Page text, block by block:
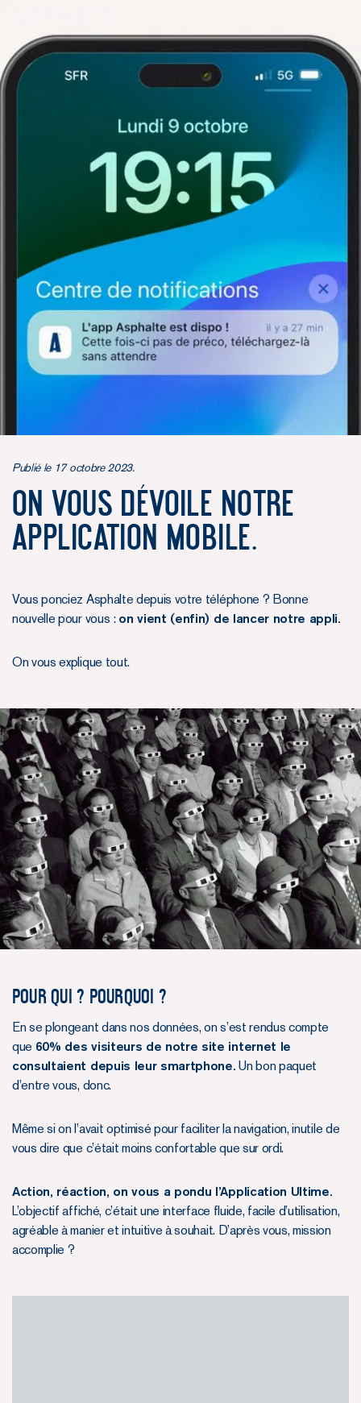
Publié le 17 octobre 2023.
On vous dévoile notre
application mobile.
Vous ponciez Asphalte depuis votre téléphone ? Bonne
nouvelle pour vous : on vient (enfin) de lancer notre appli.
On vous explique tout.
Pour qui ? Pourquoi ?
En se plongeant dans nos données, on s’est rendus compte
que 60% des visiteurs de notre site internet le
consultaient depuis leur smartphone. Un bon paquet
d’entre vous, donc.
Même si on l’avait optimisé pour faciliter la navigation, inutile de
vous dire que c’était moins confortable que sur ordi.
Action, réaction, on vous a pondu l’Application Ultime.
L’objectif affiché, c’était une interface fluide, facile d’utilisation,
agréable à manier et intuitive à souhait. D’après vous, mission
accomplie ?